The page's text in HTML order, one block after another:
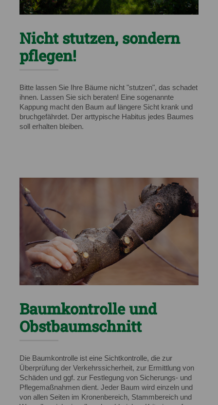
Nicht stutzen, sondern
pflegen!
Bitte lassen Sie Ihre Bäume nicht "stutzen", das schadet
ihnen. Lassen Sie sich beraten! Eine sogenannte
Kappung macht den Baum auf längere Sicht krank und
bruchgefährdet. Der arttypische Habitus jedes Baumes
soll erhalten bleiben.
Baumkontrolle und
Obstbaumschnitt
Die Baumkontrolle ist eine Sichtkontrolle, die zur
Überprüfung der Verkehrssicherheit, zur Ermittlung von
Schäden und ggf. zur Festlegung von Sicherungs- und
Pflegemaßnahmen dient. Jeder Baum wird einzeln und
von allen Seiten im Kronenbereich, Stammbereich und